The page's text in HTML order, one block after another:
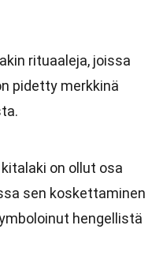
rituaaleja, joissa
pidetty merkkinä
on ollut osa
sen koskettaminen
hengellistä